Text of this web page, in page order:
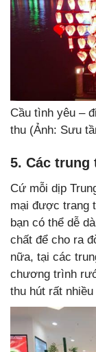
Cầu tình yêu –
thu (Ảnh: Sưu
5. Các
Cứ mỗi dịp
mại được trang
bạn có thể dễ
chất để cho ra
nữa, tại các
chương trình
thu hút rất